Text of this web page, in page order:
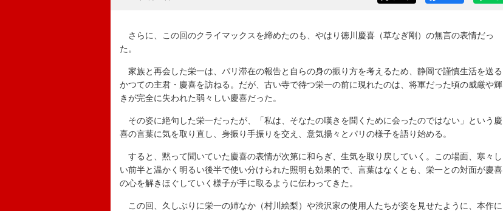
さらに、この回のクライマックスを締めたのも、やはり徳川慶喜（草なぎ剛）の無言の表情だっ
た。
家族と再会した栄一は、パリ滞在の報告と自らの身の振り方を考えるため、静岡で謹慎生活を送る
かつての主君・慶喜を訪ねる。だが、古い寺で待つ栄一の前に現れたのは、将軍だった頃の威厳や輝
きが完全に失われた弱々しい慶喜だった。
その姿に絶句した栄一だったが、「私は、そなたの嘆きを聞くために会ったのではない」という慶
喜の言葉に気を取り直し、身振り手振りを交え、意気揚々とパリの様子を語り始める。
すると、黙って聞いていた慶喜の表情が次第に和らぎ、生気を取り戻していく。この場面、寒々し
い前半と温かく明るい後半で使い分けられた照明も効果的で、言葉はなくとも、栄一との対面が慶喜
の心を解きほぐしていく様子が手に取るように伝わってきた。
この回、久しぶりに栄一の姉なか（村川絵梨）や渋沢家の使用人たちが姿を見せたように、本作に